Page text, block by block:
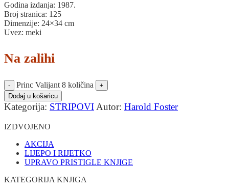
Godina izdanja: 1987.
Broj stranica: 125
Dimenzije: 24×34 cm
Uvez: meki
Na zalihi
Princ Valijant 8 količina
Dodaj u košaricu
Kategorija: STRIPOVI Autor: Harold Foster
IZDVOJENO
AKCIJA
LIJEPO I RIJETKO
UPRAVO PRISTIGLE KNJIGE
KATEGORIJA KNJIGA